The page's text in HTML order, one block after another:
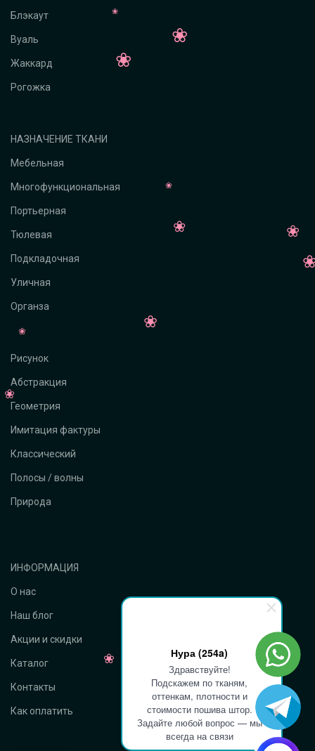
Нура (254a)
Здравствуйте!
Подскажем по тканям,
оттенкам, плотности и
стоимости пошива штор.
Задайте любой вопрос — мы
всегда на связи
Блэкаут
Вуаль
Жаккард
Рогожка
НАЗНАЧЕНИЕ ТКАНИ
Мебельная
Многофункциональная
Портьерная
Тюлевая
Подкладочная
Уличная
Органза
Рисунок
Абстракция
Геометрия
Имитация фактуры
Классический
Полосы / волны
Природа
ИНФОРМАЦИЯ
О нас
Наш блог
Акции и скидки
Каталог
Контакты
Как оплатить